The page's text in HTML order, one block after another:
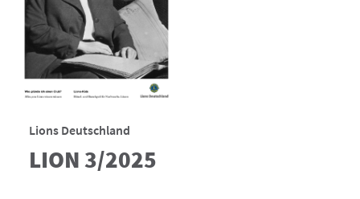
Lions Deutschland
LION 3/2025